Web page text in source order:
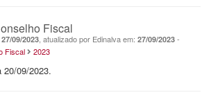
Fiscal
27/09/2023 , atualizado por Edinalva em: 27/09/2023 -
Fiscal 2023
20/09/2023.